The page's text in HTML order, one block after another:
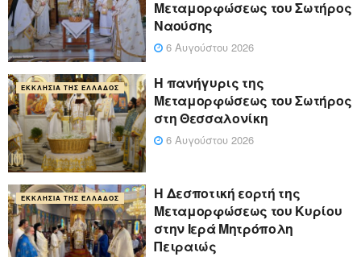
Μεταμορφώσεως του Σωτήρος
Ναούσης
6 Αυγούστου 2026
ΕΚΚΛΗΣΊΑ ΤΗΣ ΕΛΛΆΔΟΣ
Η πανήγυρις της
Μεταμορφώσεως του Σωτήρος
στη Θεσσαλονίκη
6 Αυγούστου 2026
ΕΚΚΛΗΣΊΑ ΤΗΣ ΕΛΛΆΔΟΣ
Η Δεσποτική εορτή της
Μεταμορφώσεως του Κυρίου
στην Ιερά Μητρόπολη
Πειραιώς